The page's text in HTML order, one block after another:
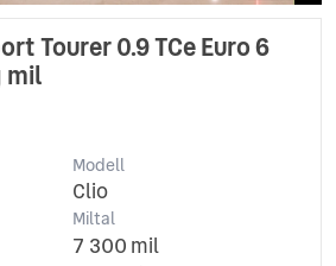
Tourer 0.9 TCe Euro 6
mil
Modell
Clio
Miltal
7 300 mil